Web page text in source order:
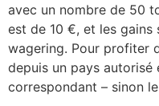
avec un nombre de 50
est de 10 €, et les
wagering. Pour profiter
depuis un pays
correspondant – sinon